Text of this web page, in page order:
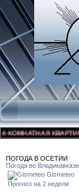
ПОГОДА В ОСЕТИИ
Погода во Владикавказе
Gismeteo
Прогноз на 2 недели